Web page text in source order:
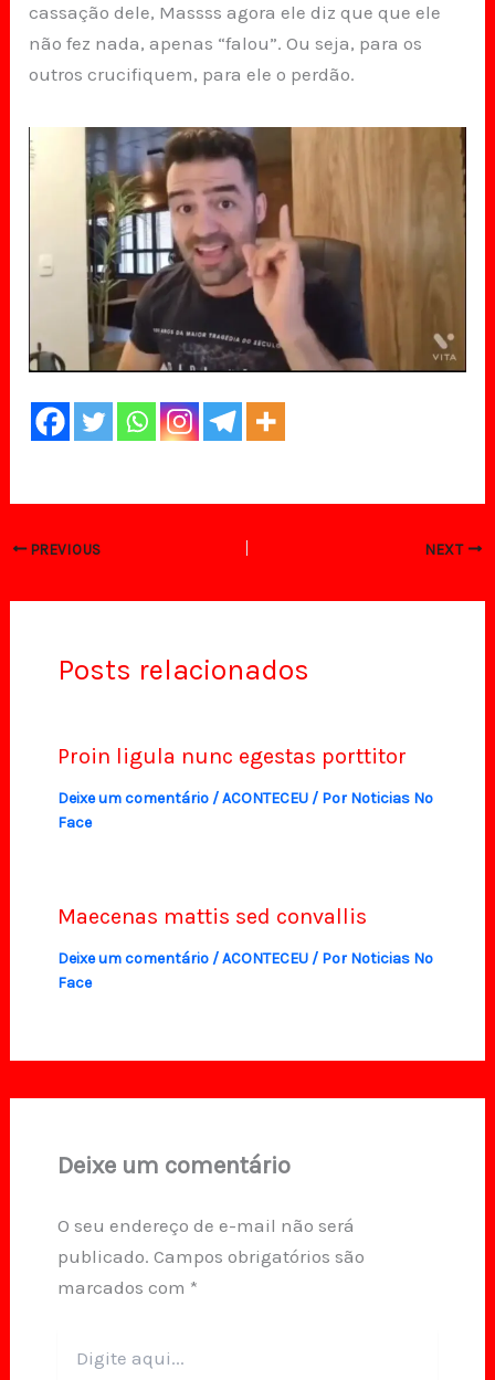
cassação dele, Massss agora ele diz que que ele
não fez nada, apenas “falou”. Ou seja, para os
outros crucifiquem, para ele o perdão.
PREVIOUS NEXT
Posts relacionados
Proin ligula nunc egestas porttitor
Deixe um comentário /ACONTECEU/ Por Noticias No
Face
Maecenas mattis sed convallis
Deixe um comentário /ACONTECEU/ Por Noticias No
Face
Deixe um comentário
O seu endereço de e-mail não será
publicado. Campos obrigatórios são
marcados com *
aqui...